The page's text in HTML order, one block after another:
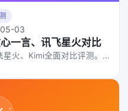
03
一言、讯飞星火对比
火、Kimi全面对比评测。...